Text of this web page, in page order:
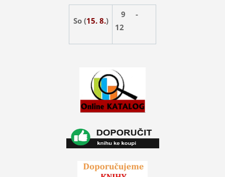
So (15. 8.)
9 -
12